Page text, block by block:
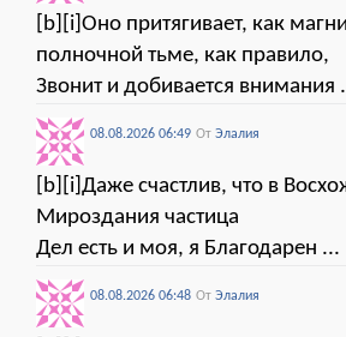
[b][i]Оно притягивает, как
полночной тьме, как правило,
Звонит и добивается внимания
08.08.2026 06:49 От Элалия
[b][i]Даже счастлив, что в
Мироздания частица
Дел есть и моя, я Благодарен ...
08.08.2026 06:48 От Элалия